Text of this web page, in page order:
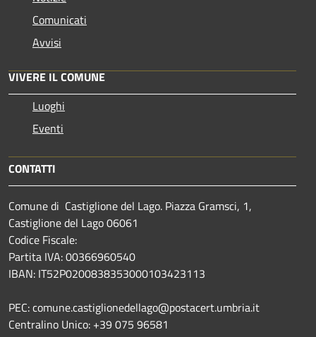
Comunicati
Avvisi
VIVERE IL COMUNE
Luoghi
Eventi
CONTATTI
Comune di Castiglione del Lago. Piazza Gramsci, 1,
Castiglione del Lago 06061
Codice Fiscale:
Partita IVA: 00366960540
IBAN: IT52P0200838353000103423113
PEC: comune.castiglionedellago@postacert.umbria.it
Centralino Unico: +39 075 96581